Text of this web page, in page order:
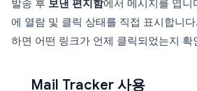
발송 후 보낸 편지함에서 메시지를 엽니
에 열람 및 클릭 상태를 직접 표시합니
하면 어떤 링크가 언제 클릭되었는지 확
Mail Tracker 사용